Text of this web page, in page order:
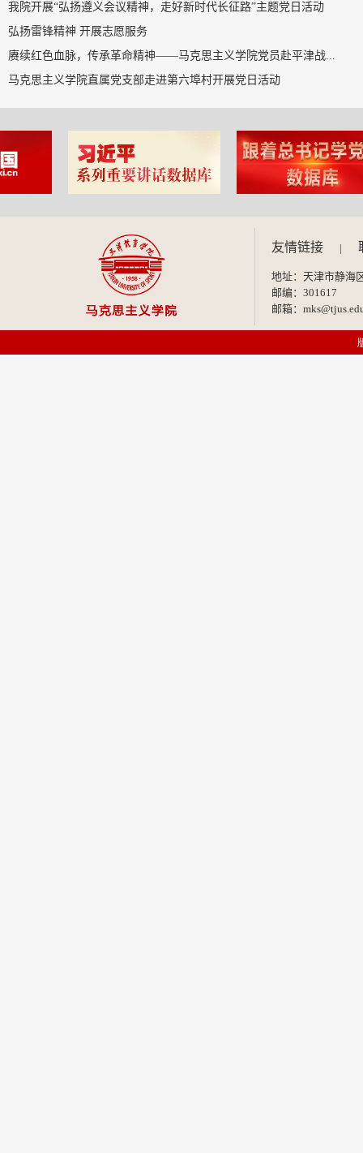
我院开展“弘扬遵义会议精神，走好新时代长征路”主题党日活动
弘扬雷锋精神 开展志愿服务
赓续红色血脉，传承革命精神——马克思主义学院党员赴平津战...
马克思主义学院直属党支部走进第六埠村开展党日活动
友情链接 |
地址：天津市静海
邮编：301617
邮箱：